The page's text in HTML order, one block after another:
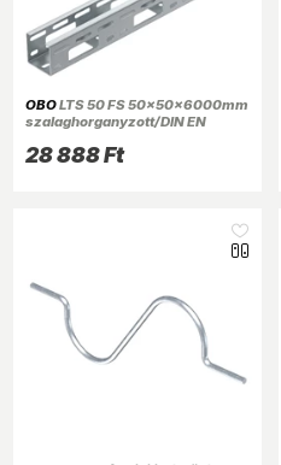
OBOLTS 50 FS 50x50x6000mm
szalaghorganyzott/DIN EN
28 888 Ft